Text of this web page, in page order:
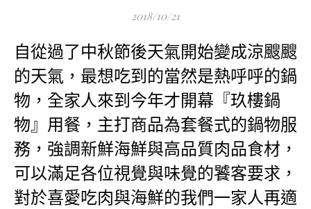
2018/10/21
自從過了中秋節後天氣開始變成涼颼颼
的天氣，最想吃到的當然是熱呼呼的鍋
物，全家人來到今年才開幕『玖樓鍋
物』用餐，主打商品為套餐式的鍋物服
務，強調新鮮海鮮與高品質肉品食材，
可以滿足各位視覺與味覺的饕客要求，
對於喜愛吃肉與海鮮的我們一家人再適